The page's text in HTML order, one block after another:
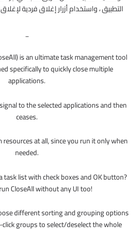
التطبيق ، واستخدام أزرار إغلاق فردية
_
is an ultimate task management tool
specifically to quickly close multiple
applications.
to the selected applications and then
ceases.
resources at all, since you run it only when
needed.
task list with check boxes and OK button?
CloseAll without any UI too!
different sorting and grouping options
groups to select/deselect the whole